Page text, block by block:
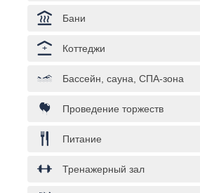
Бани
Коттеджи
Бассейн, сауна, СПА-зона
Проведение торжеств
Питание
Тренажерный зал